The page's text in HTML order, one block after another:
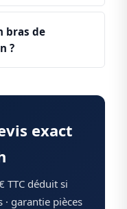
bras de
?
exact
TTC déduit si
garantie pièces